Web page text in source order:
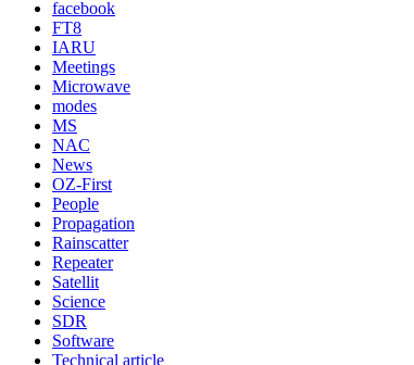
facebook
FT8
IARU
Meetings
Microwave
modes
MS
NAC
News
OZ-First
People
Propagation
Rainscatter
Repeater
Satellit
Science
SDR
Software
Technical article